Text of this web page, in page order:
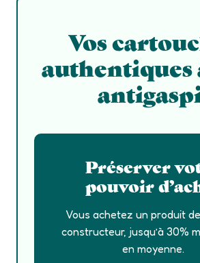
Vos
authentiques
Préserver
pouvoir
Vous achetez un produit
constructeur, jusqu’à 30%
en moyenne.